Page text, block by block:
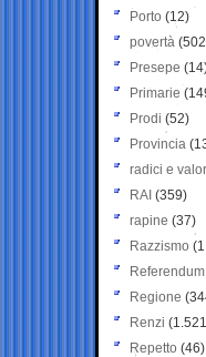
Porto (12)
povertà
Presepe
Primarie
Prodi (52)
Provincia
radici e
RAI (359)
rapine (37)
Razzismo
Referendum
Regione
Renzi
Repetto (46)